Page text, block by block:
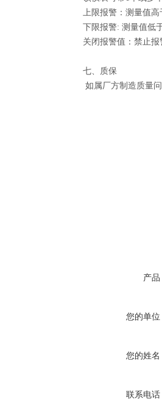
上限报警：测量值
下限报警: 测量值低
关闭报警值：禁止
七、质保
如属厂方制造质量
产品
您的单位
您的姓名
联系电话